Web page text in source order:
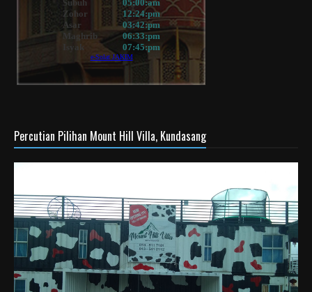
Percutian Pilihan Mount Hill Villa, Kundasang